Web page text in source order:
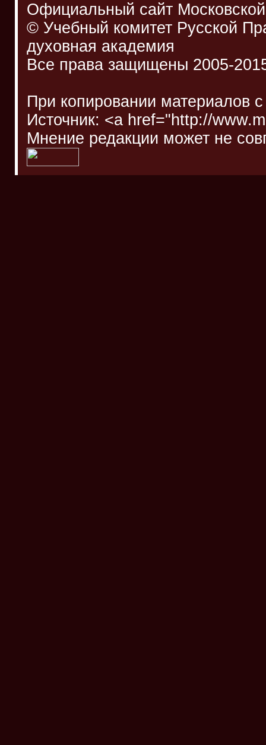
Официальный сайт
© Учебный комитет Русской
духовная академия
Все права защищены 2005-
При копировании материалов
Источник: <a href="http://
Мнение редакции может не